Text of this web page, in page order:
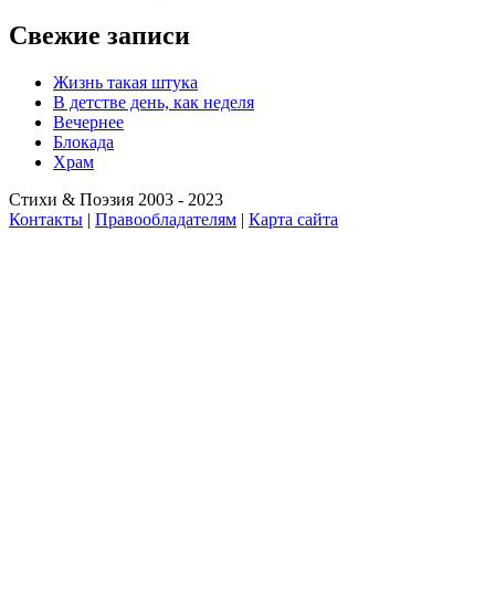
Свежие записи
Жизнь такая штука
В детстве день, как неделя
Вечернее
Блокада
Храм
Стихи & Поэзия 2003 - 2023
Контакты | Правообладателям | Карта сайта